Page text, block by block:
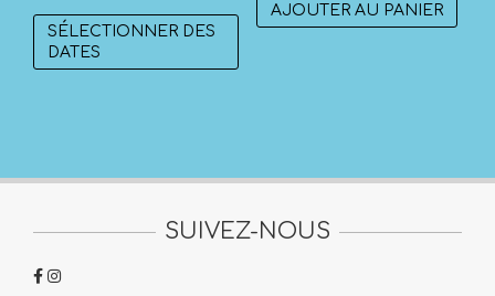
page
produit
SÉLECTIONNER DES
DATES
AJOUTER AU PANIER
SUIVEZ-NOUS